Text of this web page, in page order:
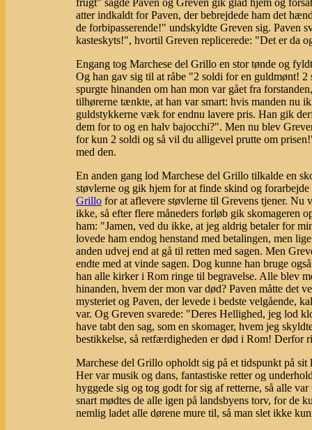
frugt" sagde Paven og Greven gik glad hjem og
atter indkaldt for Paven, der bebrejdede ham det
de forbipasserende!" undskyldte Greven sig. Paven
kasteskyts!", hvortil Greven replicerede: "Det er da
Engang tog Marchese del Grillo en stor tønde og
Og han gav sig til at råbe "2 soldi for en guldmønt!
spurgte hinanden om han mon var gået fra
tilhørerne tænkte, at han var smart: hvis manden nu
guldstykkerne væk for endnu lavere pris. Han gik
dem for to og en halv bajocchi?". Men nu blev
for kun 2 soldi og så vil du alligevel prutte om
med den.
En anden gang lod Marchese del Grillo tilkalde en
støvlerne og gik hjem for at finde skind og
Grillo for at aflevere støvlerne til Grevens tjener. Nu
ikke, så efter flere måneders forløb gik skomageren
ham: "Jamen, ved du ikke, at jeg aldrig betaler for
lovede ham endog henstand med betalingen, men
anden udvej end at gå til retten med sagen. Men
endte med at vinde sagen. Dog kunne han bruge
han alle kirker i Rom ringe til begravelse. Alle blev
hinanden, hvem der mon var død? Paven måtte det
mysteriet og Paven, der levede i bedste velgående,
var. Og Greven svarede: "Deres Hellighed, jeg lod
have tabt den sag, som en skomager, hvem jeg
bestikkelse, så retfærdigheden er død i Rom! Derfor
Marchese del Grillo opholdt sig på et tidspunkt på sit
Her var musik og dans, fantastiske retter og
hyggede sig og tog godt for sig af retterne, så alle
snart mødtes de alle igen på landsbyens torv, for de
nemlig ladet alle dørene mure til, så man slet ikke